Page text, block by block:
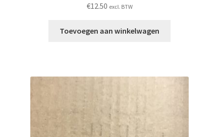
€12.50 excl. BTW
Toevoegen aan winkelwagen